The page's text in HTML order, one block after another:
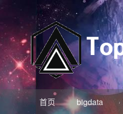
首页 bigdata